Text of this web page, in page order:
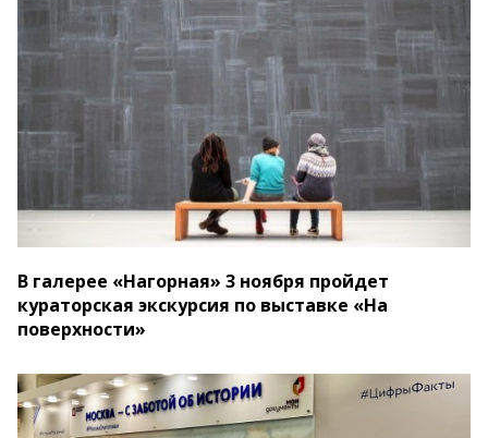
В галерее «Нагорная» 3 ноября пройдет
кураторская экскурсия по выставке «На
поверхности»